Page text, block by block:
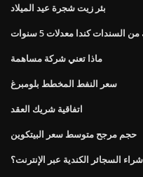
بئر زيت شجرة عيد الميلاد
السندات كندا معدلات 5 سنوات
ماذا تعني شركة مساهمة
سعر النفط المخطط بلومبرغ
اتفاقية شريك العقد
حجم مرجح متوسط ​​سعر البيتكوين
السجائر الكندية عبر الإنترنت؟